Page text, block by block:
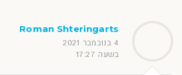
Roman Shteringarts
4 בנובמבר 2021
בשעה 17:27